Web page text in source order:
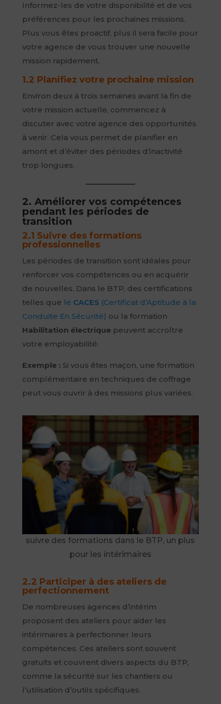
Informez-les de votre disponibilité et de vos
préférences pour les prochaines missions.
Plus vous êtes proactif, plus il sera facile pour
votre agence de vous trouver une nouvelle
mission rapidement.
1.2 Planifiez votre prochaine mission
Environ deux à trois semaines avant la fin de
votre mission actuelle, commencez à
discuter avec votre agence des opportunités
à venir. Cela vous permet de planifier en
amont et d’éviter des périodes d’inactivité
trop longues.
2. Améliorer vos compétences
pendant les périodes de
transition
2.1 Suivre des formations
professionnelles
Les périodes de transition sont idéales pour
renforcer vos compétences ou en acquérir
de nouvelles. Dans le BTP, des certifications
telles que le CACES (Certificat d’Aptitude à la
Conduite En Sécurité) ou la formation
Habilitation électrique peuvent accroître
votre employabilité.
Exemple : Si vous êtes maçon, une formation
complémentaire en techniques de coffrage
peut vous ouvrir à des missions plus variées.
suivre des formations dans le BTP, un plus
pour les intérimaires
2.2 Participer à des ateliers de
perfectionnement
De nombreuses agences d’intérim
proposent des ateliers pour aider les
intérimaires à perfectionner leurs
compétences. Ces ateliers sont souvent
gratuits et couvrent divers aspects du BTP,
comme la sécurité sur les chantiers ou
l’utilisation d’outils spécifiques.